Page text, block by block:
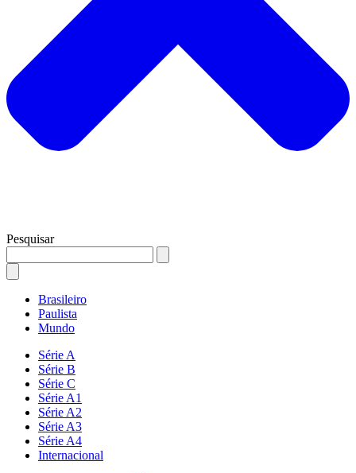
Pesquisar
Brasileiro
Paulista
Mundo
Série A
Série B
Série C
Série A1
Série A2
Série A3
Série A4
Internacional